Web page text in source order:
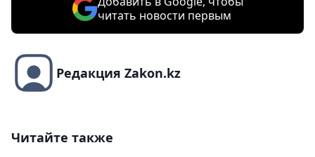
читать новости первым
Редакция Zakon.kz
Читайте также